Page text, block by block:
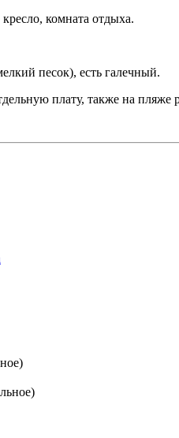
комната отдыха.
песок), есть галечный.
плату, также на пляже